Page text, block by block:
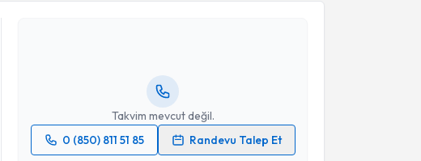
Takvim mevcut değil.
0 (850) 811 51 85
Randevu Talep Et
Op. Dr. Mehmet Serdar Balkan